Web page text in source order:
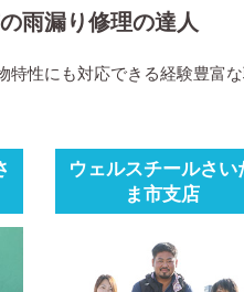
雨漏り修理の達人
性にも対応できる経験豊富な
ウェルスチールさい
ま市支店